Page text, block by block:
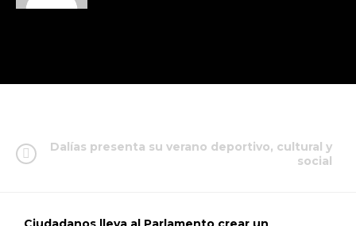
Dalías presenta su verano deportivo, cultural y
social